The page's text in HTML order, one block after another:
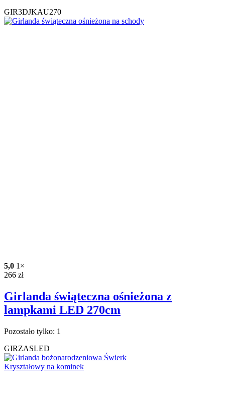
GIR3DJKAU270
5,0 1×
266 zł
Girlanda świąteczna ośnieżona z
lampkami LED 270cm
Pozostało tylko: 1
GIRZASLED